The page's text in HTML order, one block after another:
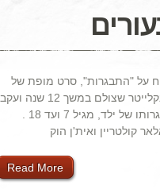
על "התבגרות", סרט מופת של
ריצ'רד לינקלייטר שצולם במשך 12 שנה ועקב
קולטריין ואית'ן הוק
Read More